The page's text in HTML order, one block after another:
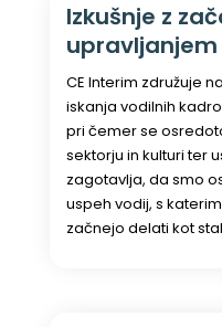
Izkušnje z
upravljanjem
CE Interim združuje
iskanja vodilnih
pri čemer se
sektorju in kulturi ter
zagotavlja, da smo
uspeh vodij, s
začnejo delati kot